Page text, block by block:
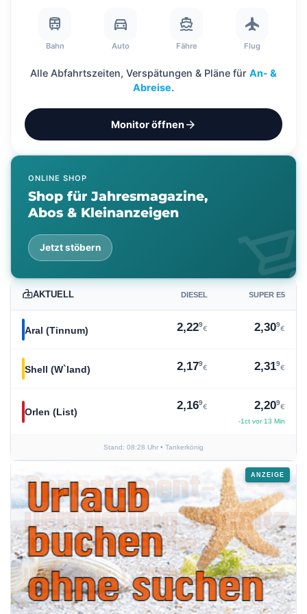
train
Bahn
directions_car
Auto
directions_boat
Fähre
flight
Flug
Alle Abfahrtszeiten, Verspätungen & Pläne für An- &
Abreise.
Monitor öffnen arrow_forward
ONLINE SHOP
Shop für Jahresmagazine,
Abos & Kleinanzeigen
Jetzt stöbern
AKTUELL DIESEL SUPER E5
Aral (Tinnum) 2,229
€ 2,309
€
Shell (W`land) 2,179
€ 2,319
€
Orlen (List) 2,169
€ 2,209
€
-1ct vor 13 Min
Stand: 08:28 Uhr • Tankerkönig